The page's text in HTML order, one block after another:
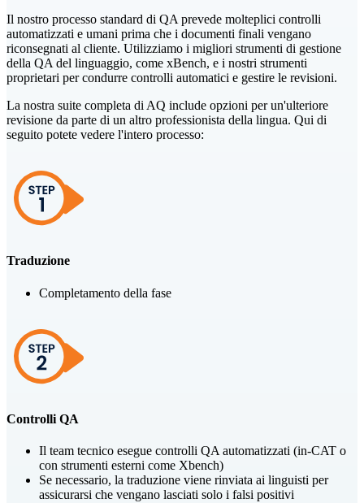
Il nostro processo standard di QA prevede molteplici controlli
automatizzati e umani prima che i documenti finali vengano
riconsegnati al cliente. Utilizziamo i migliori strumenti di gestione
della QA del linguaggio, come xBench, e i nostri strumenti
proprietari per condurre controlli automatici e gestire le revisioni.
La nostra suite completa di AQ include opzioni per un'ulteriore
revisione da parte di un altro professionista della lingua. Qui di
seguito potete vedere l'intero processo:
Traduzione
Completamento della fase
Controlli QA
Il team tecnico esegue controlli QA automatizzati (in-CAT o
con strumenti esterni come Xbench)
Se necessario, la traduzione viene rinviata ai linguisti per
assicurarsi che vengano lasciati solo i falsi positivi